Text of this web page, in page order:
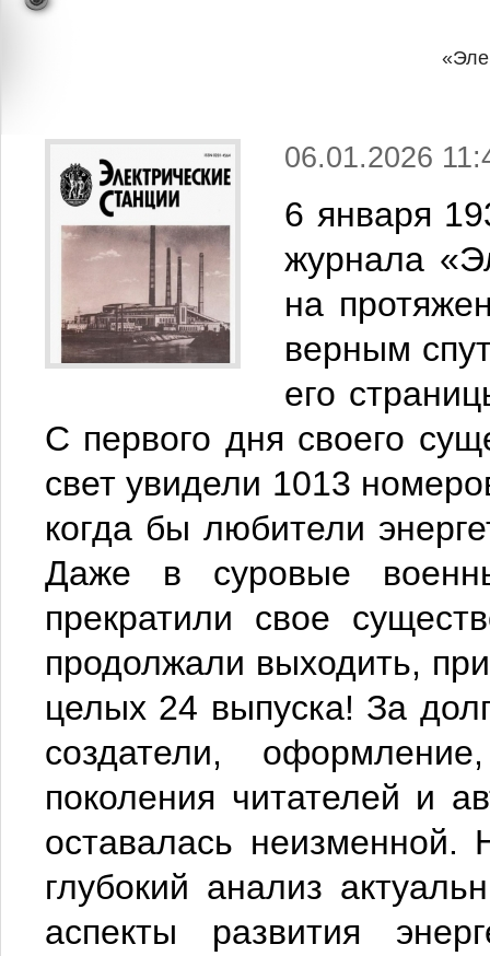
06.01.2026
6 января
журнала
на
верным
его
С первого дня своего
свет увидели 1013
когда бы любители
Даже в суровые
прекратили свое
продолжали выходить,
целых 24 выпуска! За
создатели,
поколения читателей и
оставалась
глубокий анализ
аспекты развития